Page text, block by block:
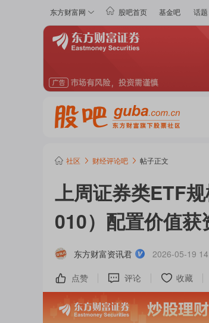
东方财富网 股吧首页 基金吧 话题
社区 财经评论吧 帖子正文
上周证券类ETF
010）配置价值获
东方财富资讯君
2026-05-19
点赞
评论 收藏